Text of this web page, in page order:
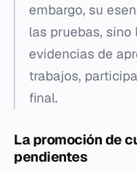
embargo, su
las pruebas,
evidencias de
trabajos,
final.
La promoción de
pendientes